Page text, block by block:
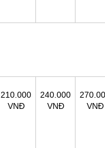
210.000
VNĐ
240.000
VNĐ
VNĐ